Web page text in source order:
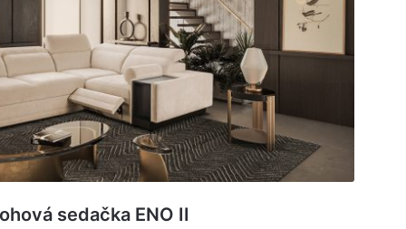
sedačka ENO II